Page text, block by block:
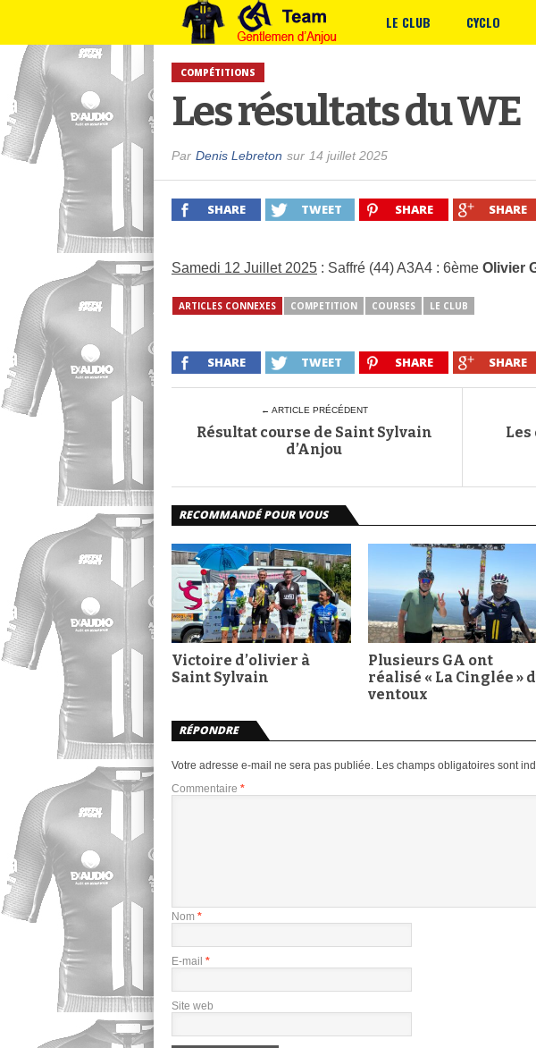
LE CLUB CYCLO
COMPÉTITIONS
Les résultats du WE
Par Denis Lebreton sur 14 juillet 2025
SHARE TWEET SHARE SHARE
Samedi 12 Juillet 2025 : Saffré (44) A3A4 : 6ème Olivier
ARTICLES CONNEXES COMPETITION COURSES LE CLUB
SHARE TWEET SHARE SHARE
← ARTICLE PRÉCÉDENT
Résultat course de Saint Sylvain
d’Anjou
RECOMMANDÉ POUR VOUS
Victoire d’olivier à
Saint Sylvain
Plusieurs GA ont
réalisé « La Cinglée »
ventoux
RÉPONDRE
Votre adresse e-mail ne sera pas publiée. Les champs obligatoires sont
Commentaire *
Nom *
E-mail *
Site web